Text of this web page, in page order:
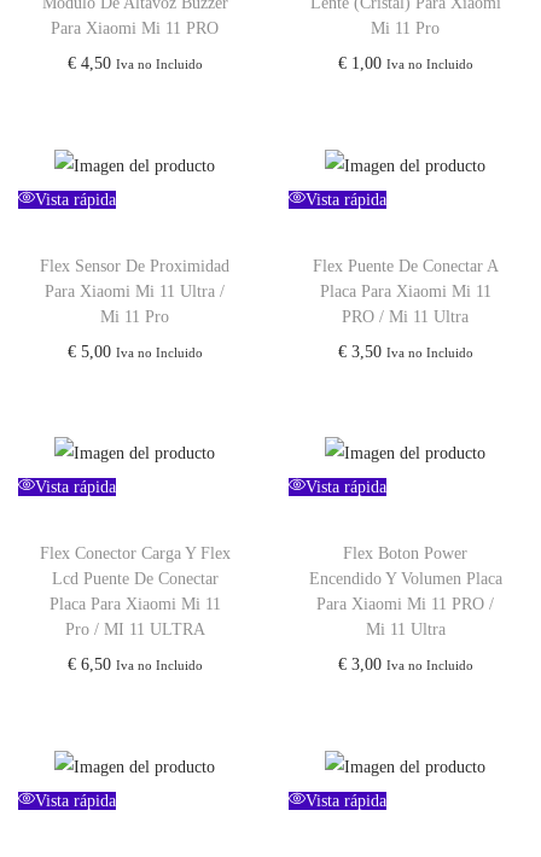
Para Xiaomi Mi 11 PRO
€4,50 Iva no Incluido
Mi 11 Pro
€1,00 Iva no Incluido
Vista rápida
Flex Sensor De Proximidad
Para Xiaomi Mi 11 Ultra /
Mi 11 Pro
€5,00 Iva no Incluido
Vista rápida
Flex Puente De Conectar A
Placa Para Xiaomi Mi 11
PRO / Mi 11 Ultra
€3,50 Iva no Incluido
Vista rápida
Flex Conector Carga Y Flex
Lcd Puente De Conectar
Placa Para Xiaomi Mi 11
Pro / MI 11 ULTRA
€6,50 Iva no Incluido
Vista rápida
Flex Boton Power
Encendido Y Volumen Placa
Para Xiaomi Mi 11 PRO /
Mi 11 Ultra
€3,00 Iva no Incluido
Vista rápida Vista rápida